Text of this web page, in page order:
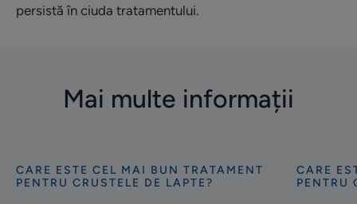
persistă în ciuda tratamentului.
Mai multe informații
Descoperă
CARE ESTE CEL MAI BUN TRATAMENT
PENTRU CRUSTELE DE LAPTE?
CARE
PENTRU